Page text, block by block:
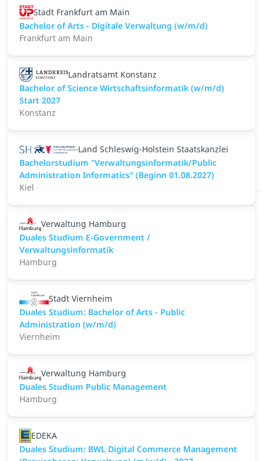
Stadt Frankfurt am Main
Bachelor of Arts - Digitale Verwaltung (w/m/d)
Frankfurt am Main
Landratsamt Konstanz
Bachelor of Science Wirtschaftsinformatik (w/m/d)
Start 2027
Konstanz
Land Schleswig-Holstein Staatskanzlei
Bachelorstudium "Verwaltungsinformatik/Public
Administration Informatics" (Beginn 01.08.2027)
Kiel
Verwaltung Hamburg
Duales Studium E-Government /
Verwaltungsinformatik
Hamburg
Stadt Viernheim
Duales Studium: Bachelor of Arts - Public
Administration (w/m/d)
Viernheim
Verwaltung Hamburg
Duales Studium Public Management
Hamburg
EDEKA
Duales Studium: BWL Digital Commerce Management